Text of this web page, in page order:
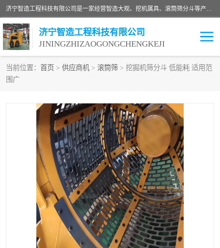
济宁智造工程科技有限公司是一家经营智造大观、挖机属具、滚筒筛分斗等产品的滑移装载机厂家。济宁智造工程科技有限公司奉行以质量赢得用户，诚信为本，互利共赢的宗旨，依靠雄厚的技术力量，科学的管理制度，先进的加工检测设备，始终坚持以客户为中心，免费咨询！
济宁智造工程科技有限公司
JININGZHIZAOGONGCHENGKEJI
当前位置： 首页 > 供应商机 > 滚筒筛 > 挖掘机筛分斗 低能耗 适用范
围广
振动夯
铣挖机 移动破碎机
滚筒筛分斗 粉碎钳
液压剪 土壤修复
铣刨机 开沟机
伐木机 破碎机
打桩机 压路机